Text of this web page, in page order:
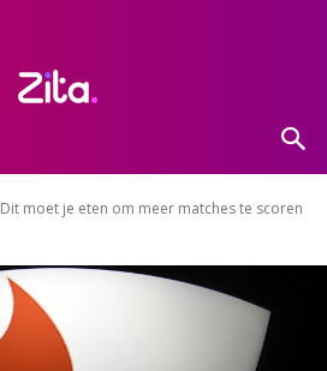
Dit moet je eten om meer matches te scoren